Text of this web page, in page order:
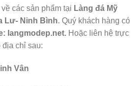
các sản phẩm tại Làng đá Mỹ
Lư- Ninh Bình. Quý khách hàng có
langmodep.net. Hoặc liên hệ trực
chỉ sau:
Vân